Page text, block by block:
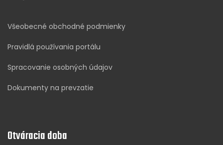
Všeobecné obchodné podmienky
Pravidlá používania portálu
Spracovanie osobných údajov
Dokumenty na prevzatie
Otváracia doba